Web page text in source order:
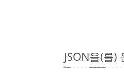
JSON을(를)